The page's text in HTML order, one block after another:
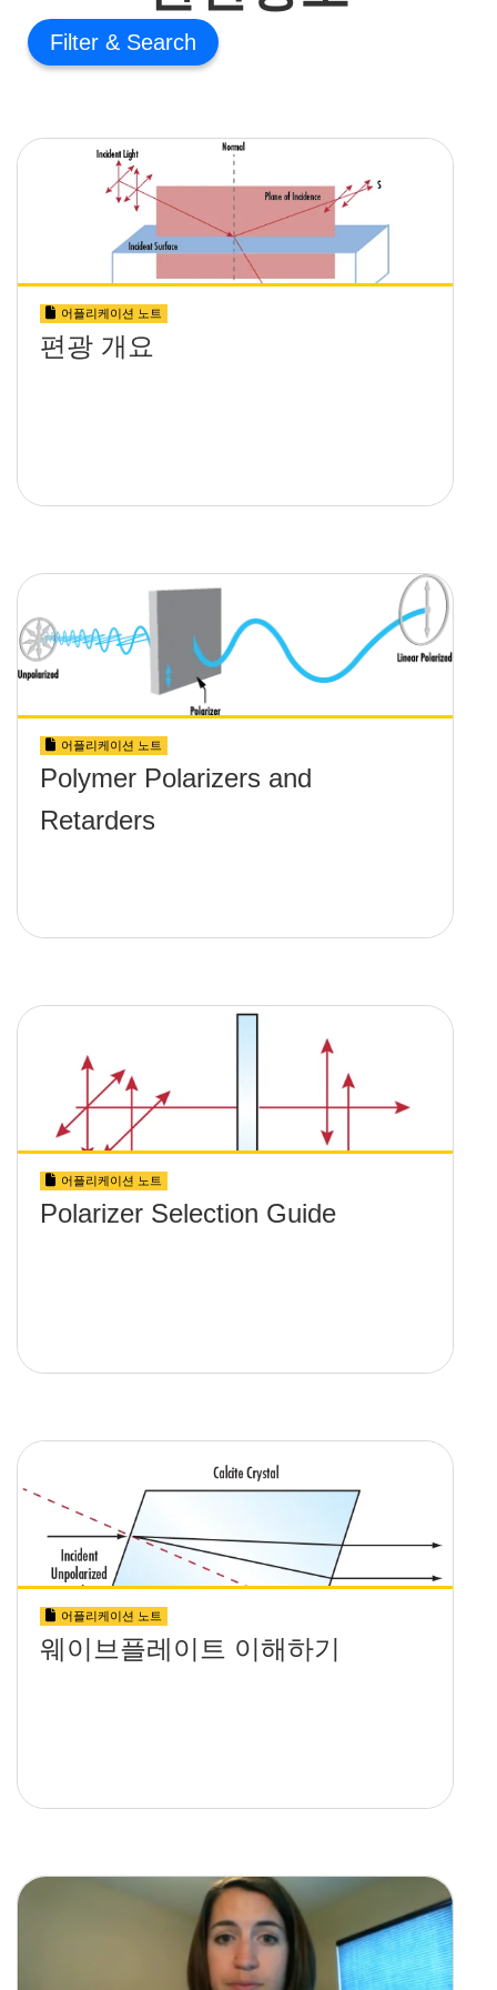
Filter
어플리케이션 노트
편광 개요
어플리케이션 노트
Polymer Polarizers and
Retarders
어플리케이션 노트
Polarizer Selection Guide
어플리케이션 노트
웨이브플레이트 이해하기